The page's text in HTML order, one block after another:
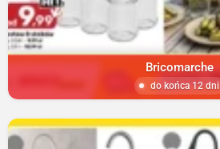
Bricomarche
do końca 12 dni